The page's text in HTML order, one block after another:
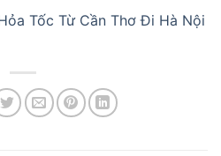
Tốc Từ Cần Thơ Đi Hà Nội